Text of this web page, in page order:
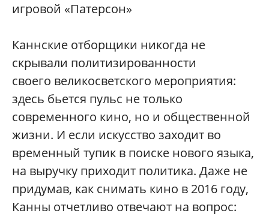
игровой «Патерсон»
Каннские отборщики никогда не
скрывали политизированности
своего великосветского мероприятия:
здесь бьется пульс не только
современного кино, но и общественной
жизни. И если искусство заходит во
временный тупик в поиске нового языка,
на выручку приходит политика. Даже не
придумав, как снимать кино в 2016 году,
Канны отчетливо отвечают на вопрос: